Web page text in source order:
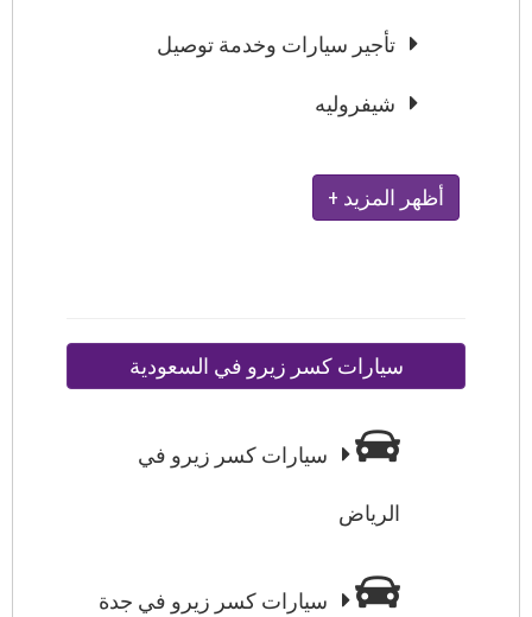
تأجير سيارات وخدمة توصيل
شيفروليه
+ أظهر المزيد
سيارات كسر زيرو في السعودية
سيارات كسر زيرو في
الرياض
سيارات كسر زيرو في جدة